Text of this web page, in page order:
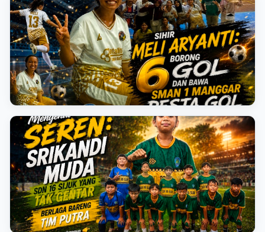
Cetak Hattrick dan 2 Assist, Tiara Jadi Bintang
Kemenangan Fantastis SMA Negeri 2 Tanjungpandan
AAF CUP FUTSAL 2026 PELAJAR TURNAMEN AAF BELITUNG
Sihir Meli Aryanti: Borong 6 Gol dan Bawa SMAN 1
Manggar Pesta Gol